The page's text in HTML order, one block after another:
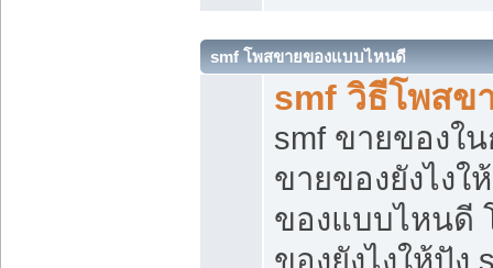
smf โพสขายของแบบไหนดี
smf วิธีโพสข
smf ขายของใ
ขายของยังไง
ของแบบไหนดี
ของยังไงให้ปั